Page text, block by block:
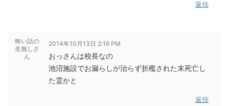
返信
怖い話の
名無しさ
ん
2014年10月13日 2:16 PM
おっさんは校長なの
池沼施設でお漏らしが治らず折檻された末死亡し
た霊かと
返信